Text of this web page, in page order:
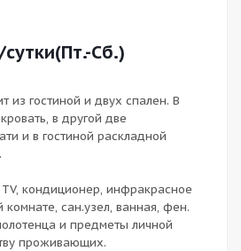
Сб.)
из гостиной и двух спален. В
в другой две
и в гостиной раскладной
кондиционер, инфракрасное
сан.узел, ванная, фен.
и предметы личной
проживающих.